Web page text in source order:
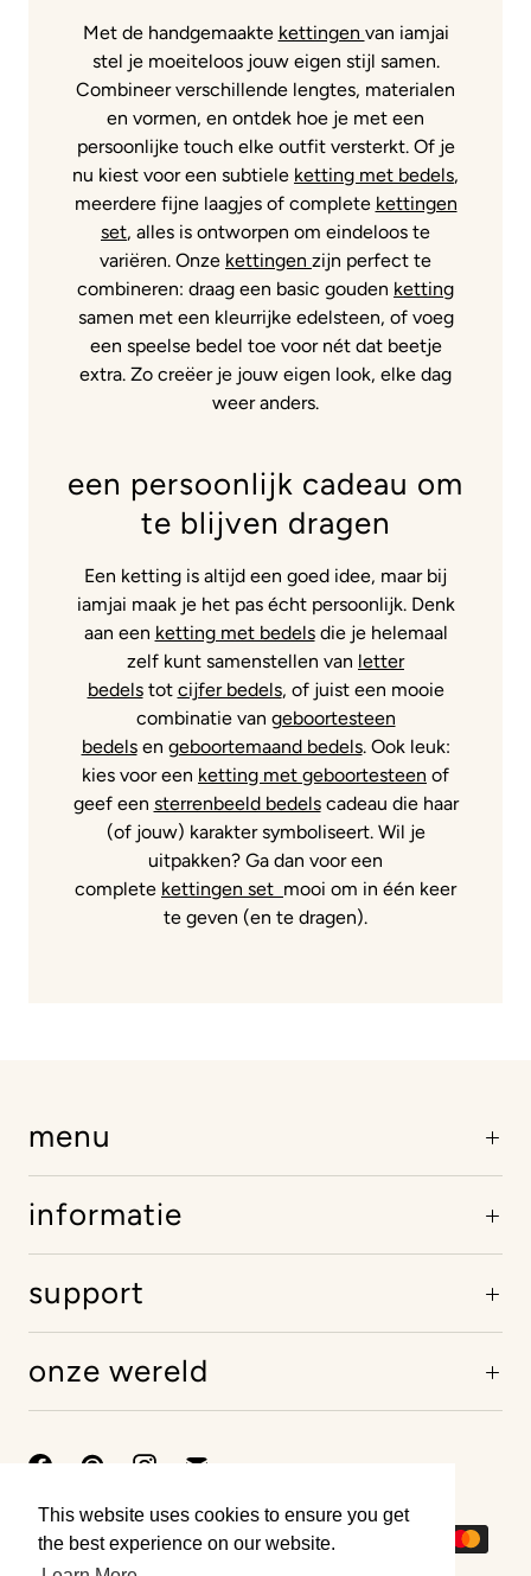
This website uses cookies to ensure you get
the best experience on our website.
This website uses cookies to ensure you get
the best experience on our website.
Met de handgemaakte kettingen van iamjai
stel je moeiteloos jouw eigen stijl samen.
Combineer verschillende lengtes, materialen
en vormen, en ontdek hoe je met een
persoonlijke touch elke outfit versterkt. Of je
nu kiest voor een subtiele ketting met bedels,
meerdere fijne laagjes of complete kettingen
set, alles is ontworpen om eindeloos te
variëren. Onze kettingen zijn perfect te
combineren: draag een basic gouden ketting
samen met een kleurrijke edelsteen, of voeg
een speelse bedel toe voor nét dat beetje
extra. Zo creëer je jouw eigen look, elke dag
weer anders.
een persoonlijk cadeau om
te blijven dragen
Een ketting is altijd een goed idee, maar bij
iamjai maak je het pas écht persoonlijk. Denk
aan een ketting met bedelsdie je helemaal
zelf kunt samenstellen van letter
bedelstot cijfer bedels, of juist een mooie
combinatie van geboortesteen
bedelsen geboortemaand bedels. Ook leuk:
kies voor een ketting met geboortesteen of
geef een sterrenbeeld bedels cadeau die haar
(of jouw) karakter symboliseert. Wil je
uitpakken? Ga dan voor een
complete kettingen set mooi om in één keer
te geven (en te dragen).
menu
informatie
support
onze wereld